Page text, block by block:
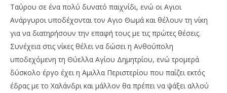
Ταύρου σε ένα πολύ δυνατό παιχνίδι, ενώ οι Αγιοι
Ανάργυροι υποδέχονται τον Αγιο Θωμά και θέλουν τη νίκη
για να διατηρήσουν την επαφή τους με τις πρώτες θέσεις.
Συνέχεια στις νίκες θέλει να δώσει η Ανθούπολη
υποδεχόμενη τη Θύελλα Αγίου Δημητρίου, ενώ τρομερά
δύσκολο έργο έχει η Αμιλλα Περιστερίου που παίζει εκτός
έδρας με το Χαλάνδρι και μάλλον θα πρέπει να ψάξει αλλού